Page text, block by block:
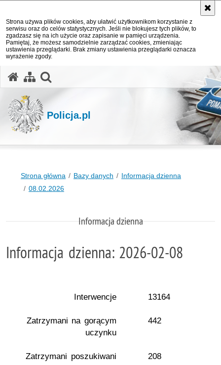
Strona używa plików cookies, aby ułatwić użytkownikom korzystanie z
serwisu oraz do celów statystycznych. Jeśli nie blokujesz tych plików, to
zgadzasz się na ich użycie oraz zapisanie w pamięci urządzenia.
Pamiętaj, że możesz samodzielnie zarządzać cookies, zmieniając
ustawienia przeglądarki. Brak zmiany ustawienia przeglądarki oznacza
wyrażenie zgody.
Policja.pl
Strona główna Bazy danych
Informacja dzienna
08.02.2026
Informacja dzienna
Informacja dzienna: 2026-02-08
Interwencje 13164
Zatrzymani na gorącym
uczynku
442
Zatrzymani poszukiwani 208